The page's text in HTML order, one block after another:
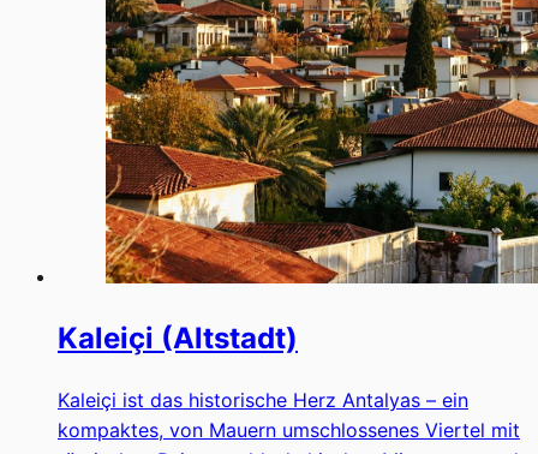
Kaleiçi (Altstadt)
Kaleiçi ist das historische Herz Antalyas – ein
kompaktes, von Mauern umschlossenes Viertel mit